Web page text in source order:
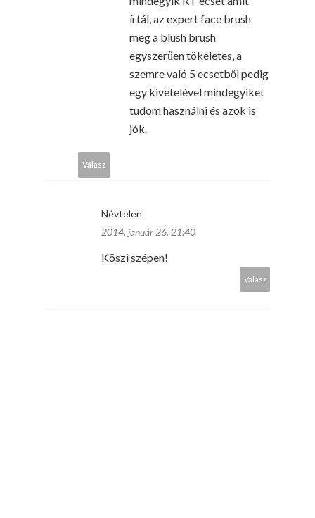
írtál, az expert face brush
meg a blush brush
egyszerűen tökéletes, a
szemre való 5 ecsetből pedig
egy kivételével mindegyiket
tudom használni és azok is
jók.
Válasz
Névtelen
2014. január 26. 21:40
Köszi szépen!
Válasz